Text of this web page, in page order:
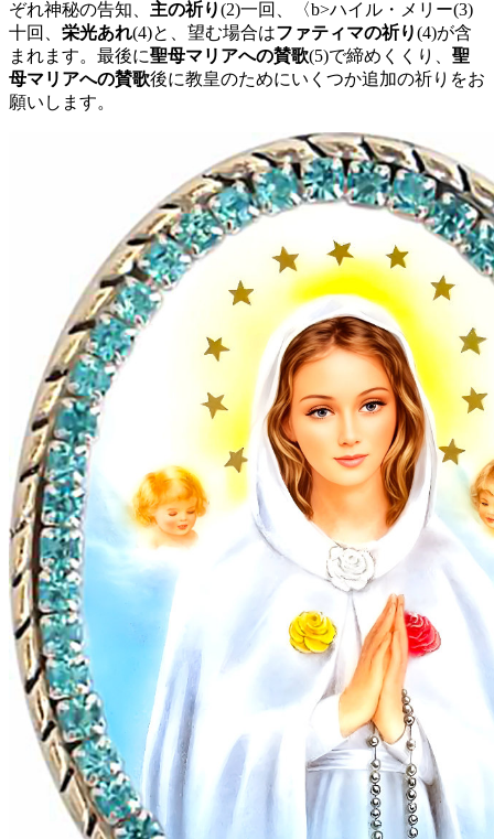
ぞれ神秘の告知、 主の祈り(2)一回、〈b>ハイル・メリー(3)
十回、 栄光あれ(4)と、望む場合はファティマの祈り(4)が含
まれます。最後に聖母マリアへの賛歌(5)で締めくくり、 聖
母マリアへの賛歌後に教皇のためにいくつか追加の祈りをお
願いします。